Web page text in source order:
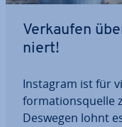
Verkaufen
niert!
Instagram ist für
for­ma­ti­ons­quel­le
Deswegen lohnt